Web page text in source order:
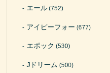
エール (752)
アイピーフォー (677)
エポック (530)
Jドリーム (500)